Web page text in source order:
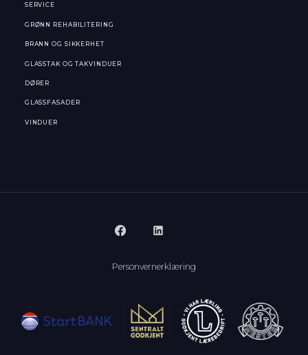
SERVICE
GRØNN REHABILITERING
BRANN OG SIKKERHET
GLASSTAK OG TAKVINDUER
DØRER
GLASSFASADER
VINDUER
Personvernerklæring